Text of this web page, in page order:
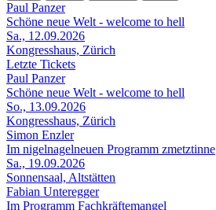
Paul Panzer
Schöne neue Welt - welcome to hell
Sa., 12.09.2026
Kongresshaus, Zürich
Letzte Tickets
Paul Panzer
Schöne neue Welt - welcome to hell
So., 13.09.2026
Kongresshaus, Zürich
Simon Enzler
Im nigelnagelneuen Programm zmetztinne
Sa., 19.09.2026
Sonnensaal, Altstätten
Fabian Unteregger
Im Programm Fachkräftemangel